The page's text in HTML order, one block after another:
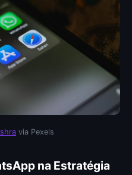
via Pexels
na Estratégia